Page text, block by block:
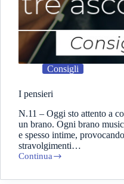
Consigli
I pensieri
N.11 – Oggi sto attento a
un brano. Ogni brano
e spesso intime,
stravolgimenti…
Continua
I